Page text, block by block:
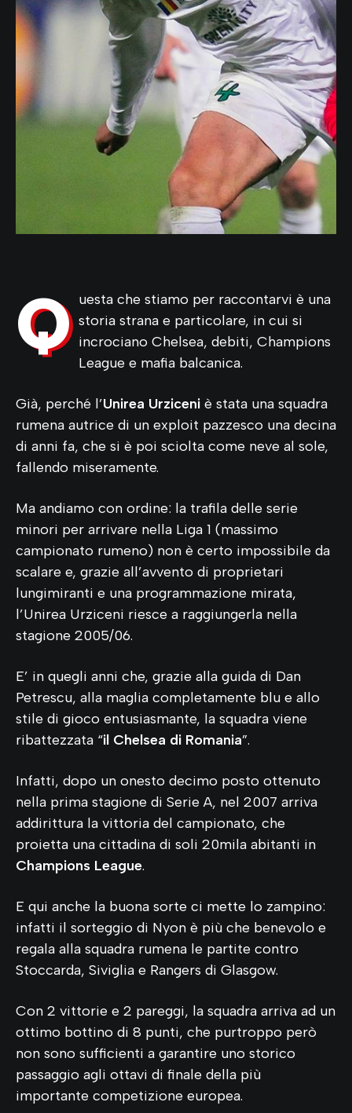
Q uesta che stiamo per raccontarvi è una
storia strana e particolare, in cui si
incrociano Chelsea, debiti, Champions
League e mafia balcanica.
Già, perché l’Unirea Urziceni è stata una squadra
rumena autrice di un exploit pazzesco una decina
di anni fa, che si è poi sciolta come neve al sole,
fallendo miseramente.
Ma andiamo con ordine: la trafila delle serie
minori per arrivare nella Liga 1 (massimo
campionato rumeno) non è certo impossibile da
scalare e, grazie all’avvento di proprietari
lungimiranti e una programmazione mirata,
l’Unirea Urziceni riesce a raggiungerla nella
stagione 2005/06.
E’ in quegli anni che, grazie alla guida di Dan
Petrescu, alla maglia completamente blu e allo
stile di gioco entusiasmante, la squadra viene
ribattezzata “il Chelsea di Romania”.
Infatti, dopo un onesto decimo posto ottenuto
nella prima stagione di Serie A, nel 2007 arriva
addirittura la vittoria del campionato, che
proietta una cittadina di soli 20mila abitanti in
Champions League.
E qui anche la buona sorte ci mette lo zampino:
infatti il sorteggio di Nyon è più che benevolo e
regala alla squadra rumena le partite contro
Stoccarda, Siviglia e Rangers di Glasgow.
Con 2 vittorie e 2 pareggi, la squadra arriva ad un
ottimo bottino di 8 punti, che purtroppo però
non sono sufficienti a garantire uno storico
passaggio agli ottavi di finale della più
importante competizione europea.